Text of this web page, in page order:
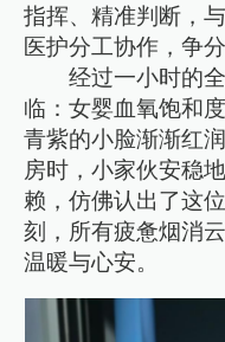
指挥、精准判断，
医护分工协作，争
经过一小时的
临：女婴血氧饱和
青紫的小脸渐渐红
房时，小家伙安稳
赖，仿佛认出了这
刻，所有疲惫烟消
温暖与心安。